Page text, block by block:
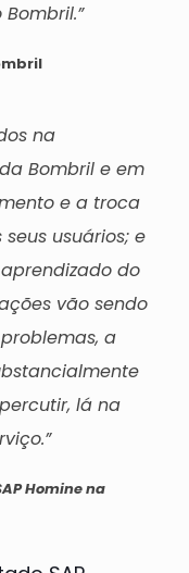
na
Bombril e em
e a troca
usuários; e
do
vão sendo
a
lá na
Homine na